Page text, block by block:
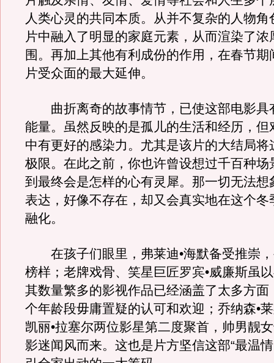
人类心灵的共同本质。从并不复杂的人物角
片中融入了明显的家庭元素，从而渲染了浓
围。再加上其他有利成份的作用，在春节期
片受众面的最大延伸。
曲折离奇的故事情节，已使这部电影具
能量。虽然反映的是孤儿的生活和经历，但
中有更好的感染力。尤其是该片的大结局将
极限。在此之前，你也许曾设想过千百种场
到最终会是怎样的心有灵犀。那一切无法想
表达，好像不存在，却又会真实地在这个冬
融化。
在孩子们眼里，弗莱迪•海默备受推崇，
榜样；老牌戏骨、笑星巨匠罗宾•威廉斯虽
其数量繁多的影视作品已经涵盖了太多方面
个年龄段毋庸置疑的认可和欢迎；乔纳森•
凯丽•拉塞尔两位影星第二度聚首，帅男靓
影迷闻风而来。这也是片方坚信这部“最温